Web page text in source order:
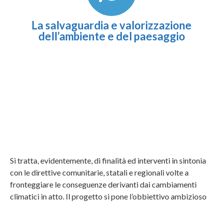
La salvaguardia e valorizzazione
dell’ambiente e del paesaggio
Si tratta, evidentemente, di finalità ed interventi in sintonia
con le direttive comunitarie, statali e regionali volte a
fronteggiare le conseguenze derivanti dai cambiamenti
climatici in atto. Il progetto si pone l’obbiettivo ambizioso